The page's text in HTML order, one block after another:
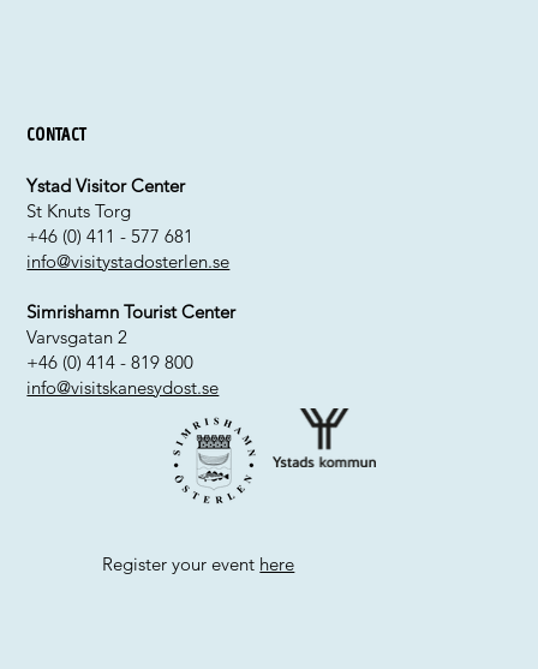
Contact
Ystad Visitor Center
St Knuts Torg
+46 (0) 411 - 577 681
info@visitystadosterlen.se
Simrishamn Tourist Center
Varvsgatan 2
+46 (0) 414 - 819 800
info@visitskanesydost.se
Register your event here